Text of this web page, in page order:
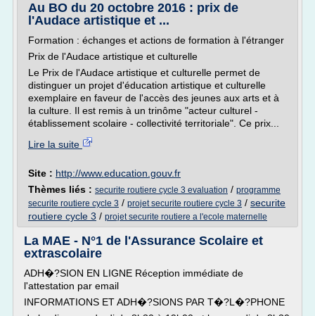
Au BO du 20 octobre 2016 : prix de
l'Audace artistique et ...
Formation : échanges et actions de formation à l'étranger
Prix de l'Audace artistique et culturelle
Le Prix de l'Audace artistique et culturelle permet de
distinguer un projet d'éducation artistique et culturelle
exemplaire en faveur de l'accès des jeunes aux arts et à
la culture. Il est remis à un trinôme "acteur culturel -
établissement scolaire - collectivité territoriale". Ce prix...
Lire la suite
Site : http://www.education.gouv.fr
Thèmes liés : securite routiere cycle 3 evaluation / programme
securite routiere cycle 3 / projet securite routiere cycle 3 / securite
routiere cycle 3 / projet securite routiere a l'ecole maternelle
La MAE - N°1 de l'Assurance Scolaire et
extrascolaire
ADH�?SION EN LIGNE Réception immédiate de
l'attestation par email
INFORMATIONS ET ADH�?SIONS PAR T�?L�?PHONE